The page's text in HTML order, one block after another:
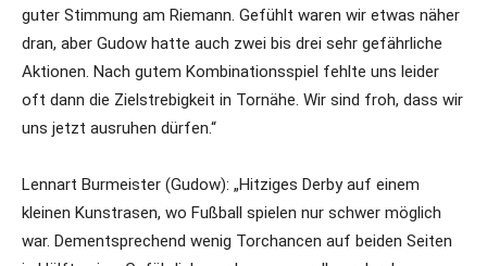
guter Stimmung am Riemann. Gefühlt waren wir etwas näher
dran, aber Gudow hatte auch zwei bis drei sehr gefährliche
Aktionen. Nach gutem Kombinationsspiel fehlte uns leider
oft dann die Zielstrebigkeit in Tornähe. Wir sind froh, dass wir
uns jetzt ausruhen dürfen.“
Lennart Burmeister (Gudow): „Hitziges Derby auf einem
kleinen Kunstrasen, wo Fußball spielen nur schwer möglich
war. Dementsprechend wenig Torchancen auf beiden Seiten